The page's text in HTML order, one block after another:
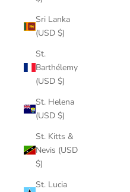
Sri Lanka
(USD $)
St.
Barthélemy
(USD $)
St. Helena
(USD $)
St. Kitts &
Nevis (USD
$)
St. Lucia